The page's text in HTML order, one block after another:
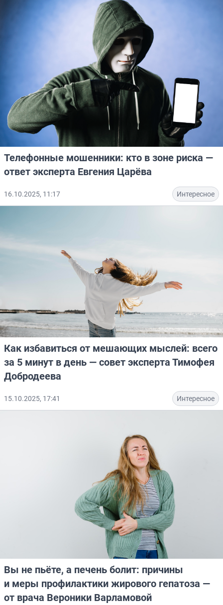
Телефонные мошенники: кто в зоне риска —
ответ эксперта Евгения Царёва
16.10.2025, 11:17 Интересное
Как избавиться от мешающих мыслей: всего
за 5 минут в день — совет эксперта Тимофея
Добродеева
15.10.2025, 17:41 Интересное
Вы не пьёте, а печень болит: причины
и меры профилактики жирового гепатоза —
от врача Вероники Варламовой